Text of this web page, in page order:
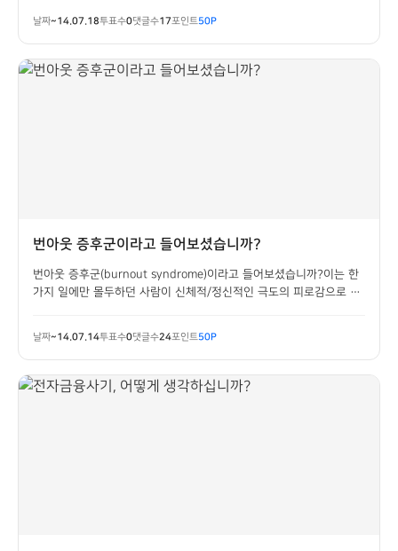
날짜~14.07.18투표수0댓글수17포인트50P
번아웃 증후군이라고 들어보셨습니까?
번아웃 증후군(burnout syndrome)이라고 들어보셨습니까?이는 한
가지 일에만 몰두하던 사람이 신체적/정신적인 극도의 피로감으로 인
스트해보고자 합니다.
날짜~14.07.14투표수0댓글수24포인트50P